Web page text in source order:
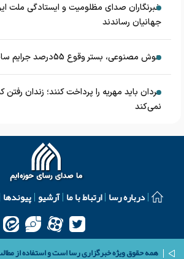
خبرنگاران صدای مظلومیت و ایستادگی ملت
جهانیان رساندند
هوش مصنوعی، بستر وقوع 55درصد جرایم سایبری آفریقاست
مردان باید مهریه را پرداخت کنند؛ زندان
نمی‌کند
درباره رسا ارتباط با ما آرشیو پیوندها
همه حقوق ویژه خبرگزاری رسا است و استفاده از